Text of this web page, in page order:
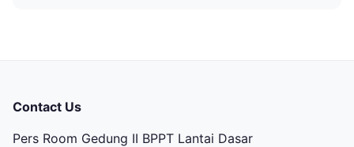
Contact Us
Pers Room Gedung II BPPT Lantai Dasar